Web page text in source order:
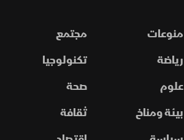
منوعات
مجتمع
رياضة
تكنولوجيا
علوم
صحة
بيئة ومناخ
ثقافة